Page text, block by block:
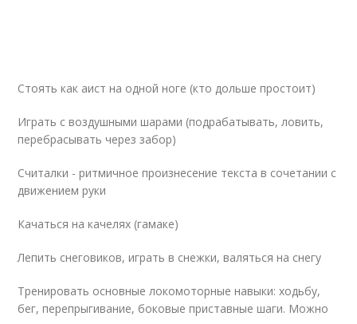
Стоять как аист на одной ноге (кто дольше простоит)
Играть с воздушными шарами (подрабатывать, ловить,
перебрасывать через забор)
Считалки - ритмичное произнесение текста в сочетании с
движением руки
Качаться на качелях (гамаке)
Лепить снеговиков, играть в снежки, валяться на снегу
Тренировать основные локомоторные навыки: ходьбу,
бег, перепрыгивание, боковые приставные шаги. Можно